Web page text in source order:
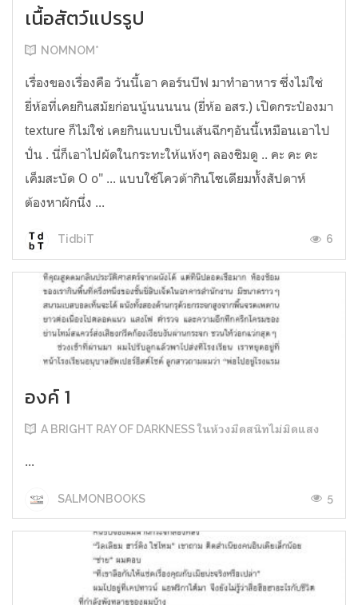
เนื้อสัตว์แปรรูป
NOMNOM*
เรื่องของเรื่องคือ วันนี้เอา คอร์นบีฟ มาทำอาหาร ซึ่งไม่ใช่
ยี่ห้อที่เคยกินสมัยก่อนนู้นนนนน (ยี่ห้อ อสร.) เปิดกระป๋องมา
texture ก็ไม่ใช่ เคยกินแบบเป็นเส้นฉีกๆอันนี้เหมือนเอาไป
ปั่น . นี่ก็เอาไปผัดในกระทะให้แห้งๆ ลองชิมดู .. คะ คะ คะ
เค็มสะบัด O o" ... แบบใช้โควต้ากินโซเดียมทั้งสัปดาห์
ต้องหาผักนึ่ง ...
TidbiT 6
องค์ 1
A BRIGHT RAY OF DARKNESS ในห้วงมืดสนิทไม่มิดแสง
...
SALMONBOOKS 5